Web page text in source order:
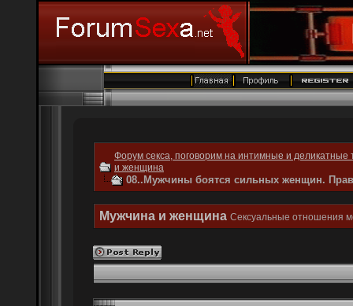
Форум секса, поговорим на интимные и деликатные
и женщина
08..Мужчины боятся сильных женщин.
Мужчина и женщина Сексуальные отношения